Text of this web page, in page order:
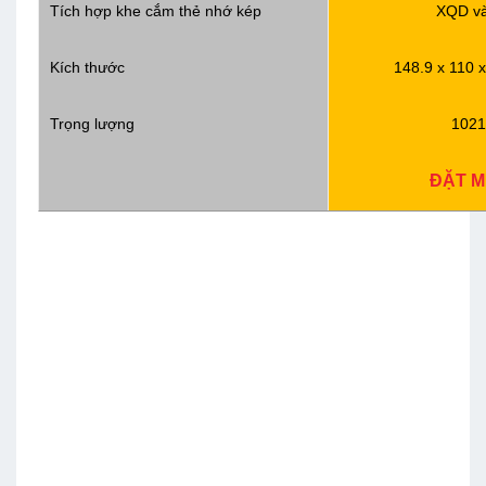
Tích hợp khe cắm thẻ nhớ kép XQD
Kích thước 148.9 x 110
Trọng lượng
ĐẶT